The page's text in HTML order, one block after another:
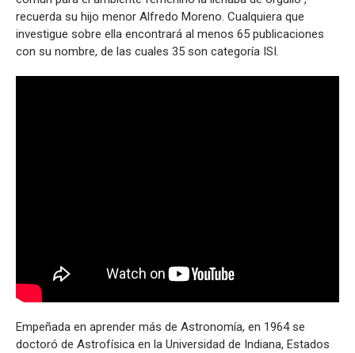
recuerda su hijo menor Alfredo Moreno. Cualquiera que
investigue sobre ella encontrará al menos 65 publicaciones
con su nombre, de las cuales 35 son categoría ISI.
Empeñada en aprender más de Astronomía, en 1964 se
doctoró de Astrofísica en la Universidad de Indiana, Estados